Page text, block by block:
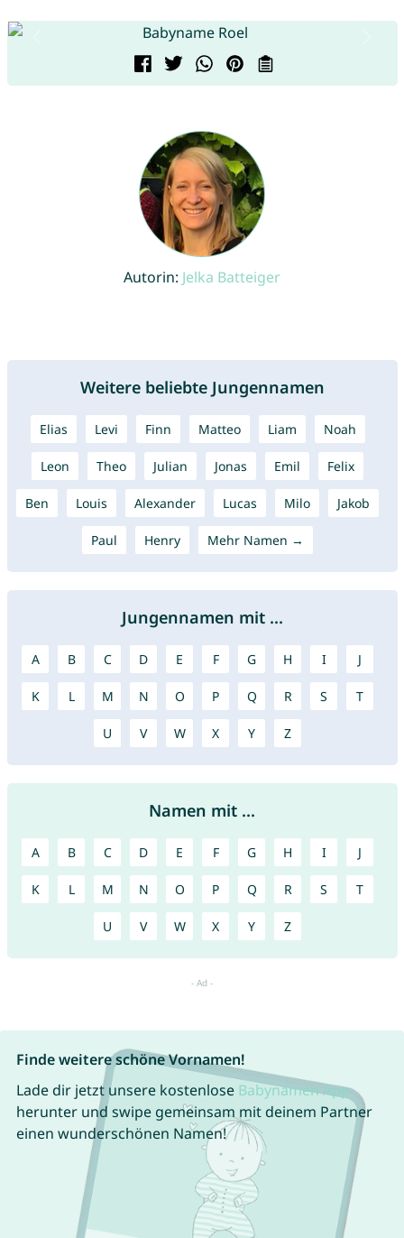
Autorin: Jelka Batteiger
Weitere beliebte Jungennamen
Elias Levi Finn Matteo Liam Noah
Leon Theo Julian Jonas Emil Felix
Ben Louis Alexander Lucas Milo Jakob
Paul Henry Mehr Namen →
Jungennamen mit ...
A B C D E F G H I J
K L M N O P Q R S T
U V W X Y Z
Namen mit ...
A B C D E F G H I J
K L M N O P Q R S T
U V W X Y Z
Finde weitere schöne Vornamen!
Lade dir jetzt unsere kostenlose Babynamen App
herunter und swipe gemeinsam mit deinem Partner
einen wunderschönen Namen!